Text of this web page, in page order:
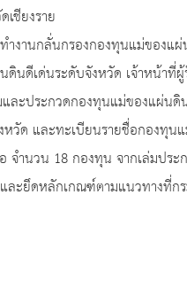
ชียงราย
งานกลั่นกรองกองทุนแม่ของ
ดีเด่นระดับจังหวัด เจ้าหน้าที่
ละประกวดกองทุนแม่ของแ
และทะเบียนรายชื่อกองทุน
นวน 18 กองทุน จากเล่มปร
และยึดหลักเกณฑ์ตามแนวทางที่